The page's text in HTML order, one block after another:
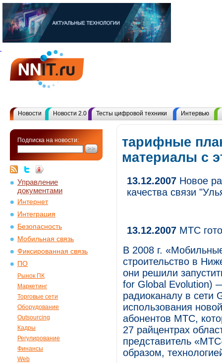
Новости Новости 2.0 Тесты цифровой техники Интервью
Подписка на новости:
Управление
документами
Интернет
Интеграция
Безопасность
Мобильная связь
Фиксированная связь
ПО
Рынок ПК
Маркетинг
Торговые сети
Оборудование
Outsourcing
Кадры
Регулирование
Финансы
Web
тарифные
материалы с
13.12.2007 Новое
качества связи
13.12.2007 МТС
В 2008 г.
строительство в
они решили
for Global Evolution)
радиоканалу в сети
использования
абонентов МТС,
27 райцентрах
представитель
образом,